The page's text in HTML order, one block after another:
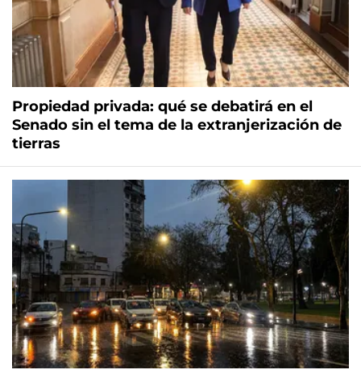
Propiedad privada: qué se debatirá en el
Senado sin el tema de la extranjerización de
tierras